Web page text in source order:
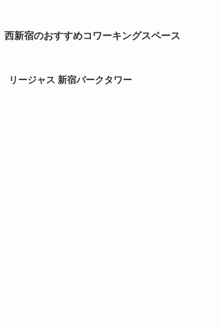
西新宿のおすすめコワーキングスペース
リージャス 新宿パークタワー